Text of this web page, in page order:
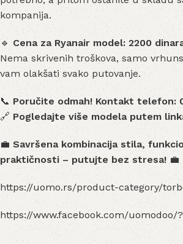
kompanija.
🔹 Cena za Ryanair model: 2200
Nema skrivenih troškova, samo
vam olakšati svako putovanje.
📞 Poručite odmah! Kontakt telefon:
🔗Pogledajte više modela putem
💼 Savršena kombinacija stila,
praktičnosti – putujte bez stresa! 💼
https://uomo.rs/product-category/
https://www.facebook.com/uomodoo/